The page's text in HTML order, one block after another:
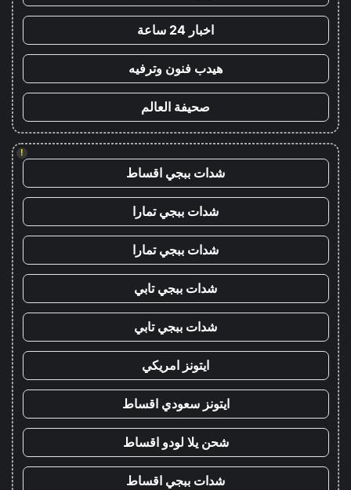
اخبار 24 ساعة
هيدب فنون وترفيه
صحيفة العالم
!
شدات ببجي اقساط
شدات ببجي تمارا
شدات ببجي تمارا
شدات ببجي تابي
شدات ببجي تابي
ايتونز امريكي
ايتونز سعودي اقساط
شحن يلا لودو اقساط
شدات ببجي اقساط